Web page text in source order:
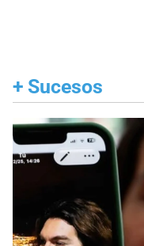
+ Sucesos